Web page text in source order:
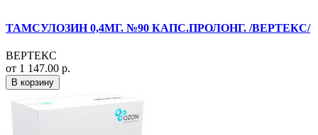
ТАМСУЛОЗИН 0,4МГ. №90 КАПС.ПРОЛОНГ. /ВЕРТЕКС/
ВЕРТЕКС
от 1 147.00 р.
В корзину